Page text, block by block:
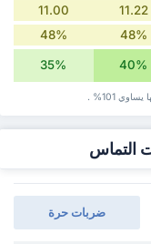
11.22
11.00
48%
48%
40%
35%
101% .
التماس
‏ضربات حرة